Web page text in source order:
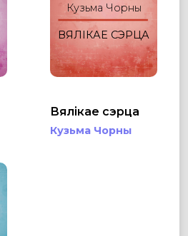
Кузьма Чорны
ВЯЛІКАЕ СЭРЦА
Вялікае сэрца
Кузьма Чорны